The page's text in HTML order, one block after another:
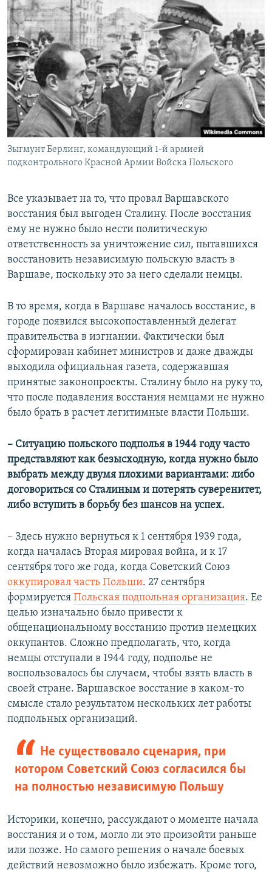
Зыгмунт Берлинг, командующий 1-й армией
подконтрольного Красной Армии Войска Польского
Все указывает на то, что провал Варшавского
восстания был выгоден Сталину. После восстания
ему не нужно было нести политическую
ответственность за уничтожение сил, пытавшихся
восстановить независимую польскую власть в
Варшаве, поскольку это за него сделали немцы.
В то время, когда в Варшаве началось восстание, в
городе появился высокопоставленный делегат
правительства в изгнании. Фактически был
сформирован кабинет министров и даже дважды
выходила официальная газета, содержавшая
принятые законопроекты. Сталину было на руку то,
что после подавления восстания немцами не нужно
было брать в расчет легитимные власти Польши.
– Ситуацию польского подполья в 1944 году часто
представляют как безысходную, когда нужно было
выбрать между двумя плохими вариантами: либо
договориться со Сталиным и потерять суверенитет,
либо вступить в борьбу без шансов на успех.
– Здесь нужно вернуться к 1 сентября 1939 года,
когда началась Вторая мировая война, и к 17
сентября того же года, когда Советский Союз
оккупировал часть Польши. 27 сентября
формируется Польская подпольная организация. Ее
целью изначально было привести к
общенациональному восстанию против немецких
оккупантов. Сложно предполагать, что, когда
немцы отступали в 1944 году, подполье не
воспользовалось бы случаем, чтобы взять власть в
своей стране. Варшавское восстание в каком-то
смысле стало результатом нескольких лет работы
подпольных организаций.
Не существовало сценария, при
котором Советский Союз согласился бы
на полностью независимую Польшу
Историки, конечно, рассуждают о моменте начала
восстания и о том, могло ли это произойти раньше
или позже. Но самого решения о начале боевых
действий невозможно было избежать. Кроме того,